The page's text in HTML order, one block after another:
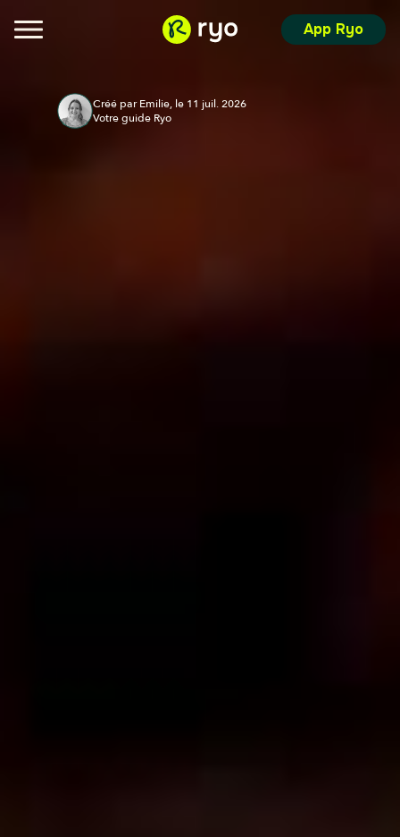
App Ryo
Créé par Emilie, le 11 juil. 2026
Votre guide Ryo